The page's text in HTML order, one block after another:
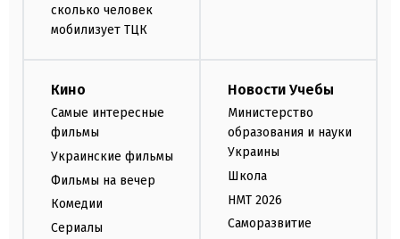
сколько человек
мобилизует ТЦК
Кино
Самые интересные
фильмы
Украинские фильмы
Фильмы на вечер
Комедии
Сериалы
Новости Учебы
Министерство
образования и науки
Украины
Школа
НМТ 2026
Саморазвитие